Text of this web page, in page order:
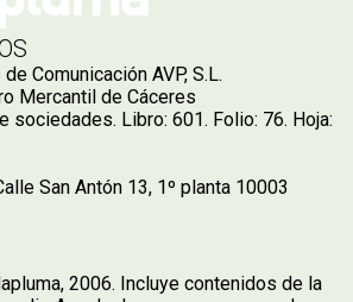
Comunicación AVP, S.L.
Mercantil de Cáceres
sociedades. Libro: 601. Folio: 76. Hoja:
San Antón 13, 1º planta 10003
2006. Incluye contenidos de la